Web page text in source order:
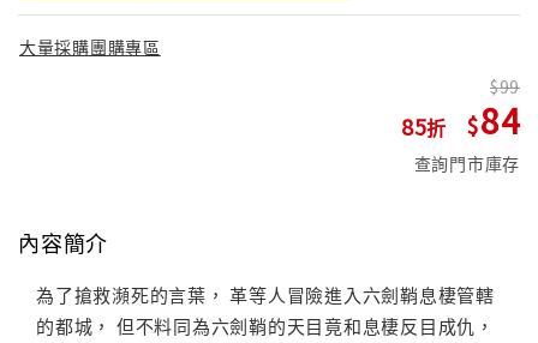
大量採購團購專區
85
99
84
查詢門市庫存
內容簡介
為了搶救瀕死的言葉， 革等人冒險進入六劍鞘息棲管轄
的都城， 但不料同為六劍鞘的天目竟和息棲反目成仇，